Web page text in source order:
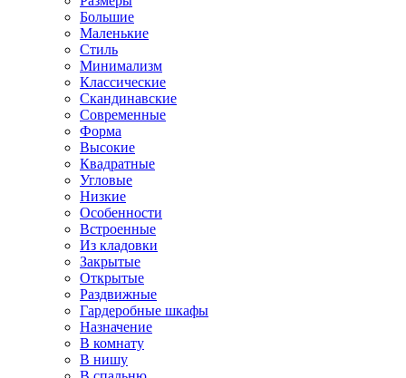
Большие
Маленькие
Стиль
Минимализм
Классические
Скандинавские
Современные
Форма
Высокие
Квадратные
Угловые
Низкие
Особенности
Встроенные
Из кладовки
Закрытые
Открытые
Раздвижные
Гардеробные шкафы
Назначение
В комнату
В нишу